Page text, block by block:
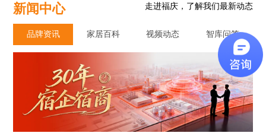
新闻中心 走进福庆，了解我们最新动态
品牌资讯 家居百科 视频动态 智库问答